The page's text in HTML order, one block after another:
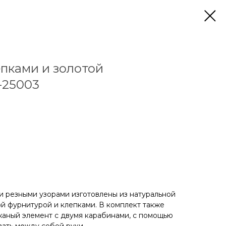
и золотой
узорами изготовлены из натуральной
фурнитурой и клепками. В комплект также
элемент с двумя карабинами, с помощью